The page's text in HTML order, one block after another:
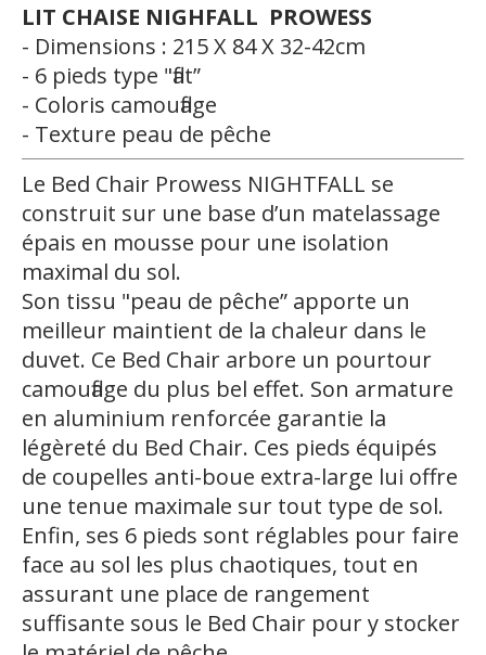
LIT CHAISE NIGHFALL PROWESS
- Dimensions : 215 X 84 X 32-42cm
- 6 pieds type "flat”
- Coloris camouflage
- Texture peau de pêche
Le Bed Chair Prowess NIGHTFALL se
construit sur une base d’un matelassage
épais en mousse pour une isolation
maximal du sol.
Son tissu "peau de pêche” apporte un
meilleur maintient de la chaleur dans le
duvet. Ce Bed Chair arbore un pourtour
camouflage du plus bel effet. Son armature
en aluminium renforcée garantie la
légèreté du Bed Chair. Ces pieds équipés
de coupelles anti-boue extra-large lui offre
une tenue maximale sur tout type de sol.
Enfin, ses 6 pieds sont réglables pour faire
face au sol les plus chaotiques, tout en
assurant une place de rangement
suffisante sous le Bed Chair pour y stocker